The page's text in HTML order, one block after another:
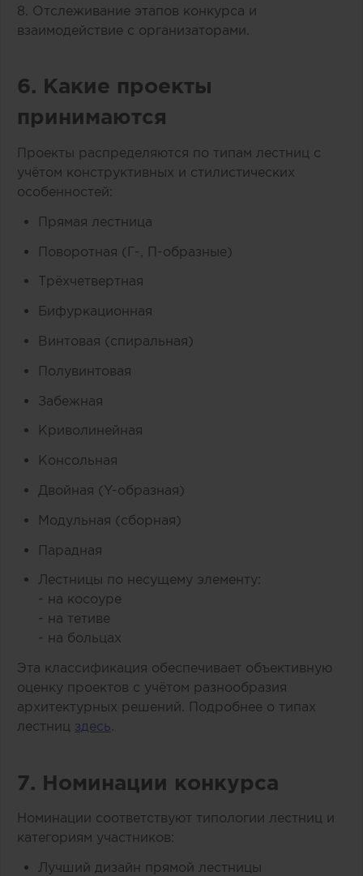
8. Отслеживание этапов конкурса и
взаимодействие с организаторами.
6. Какие проекты
принимаются
Проекты распределяются по типам лестниц с
учётом конструктивных и стилистических
особенностей:
Прямая лестница
Поворотная (Г-, П-образные)
Трёхчетвертная
Бифуркационная
Винтовая (спиральная)
Полувинтовая
Забежная
Криволинейная
Консольная
Двойная (Y-образная)
Модульная (сборная)
Парадная
Лестницы по несущему элементу:
- на косоуре
- на тетиве
- на больцах
Эта классификация обеспечивает объективную
оценку проектов с учётом разнообразия
архитектурных решений. Подробнее о типах
лестниц здесь
7. Номинации конкурса
Номинации соответствуют типологии лестниц и
категориям участников:
Лучший дизайн прямой лестницы